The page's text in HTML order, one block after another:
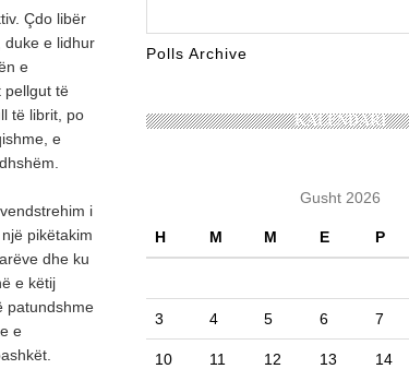
Çdo libër
duke e lidhur
e
pellgut të
të librit, po
e
i
pikëtakim
dhe ku
e këtij
patundshme
e
Polls Archive
KALENDARI
Gusht 2026
H M M E P
3 4 5 6 7
10 11 12 13 14